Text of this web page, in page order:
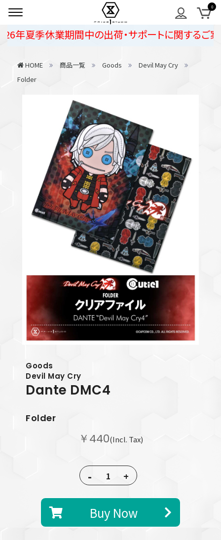
夏季休業期間中の出荷・サポートに関するご案内
HOME 商品一覧 Goods
Devil May Cry
Folder
Goods
Devil May Cry
Dante DMC4
Folder
￥440(Incl. Tax)
- +
Buy Now